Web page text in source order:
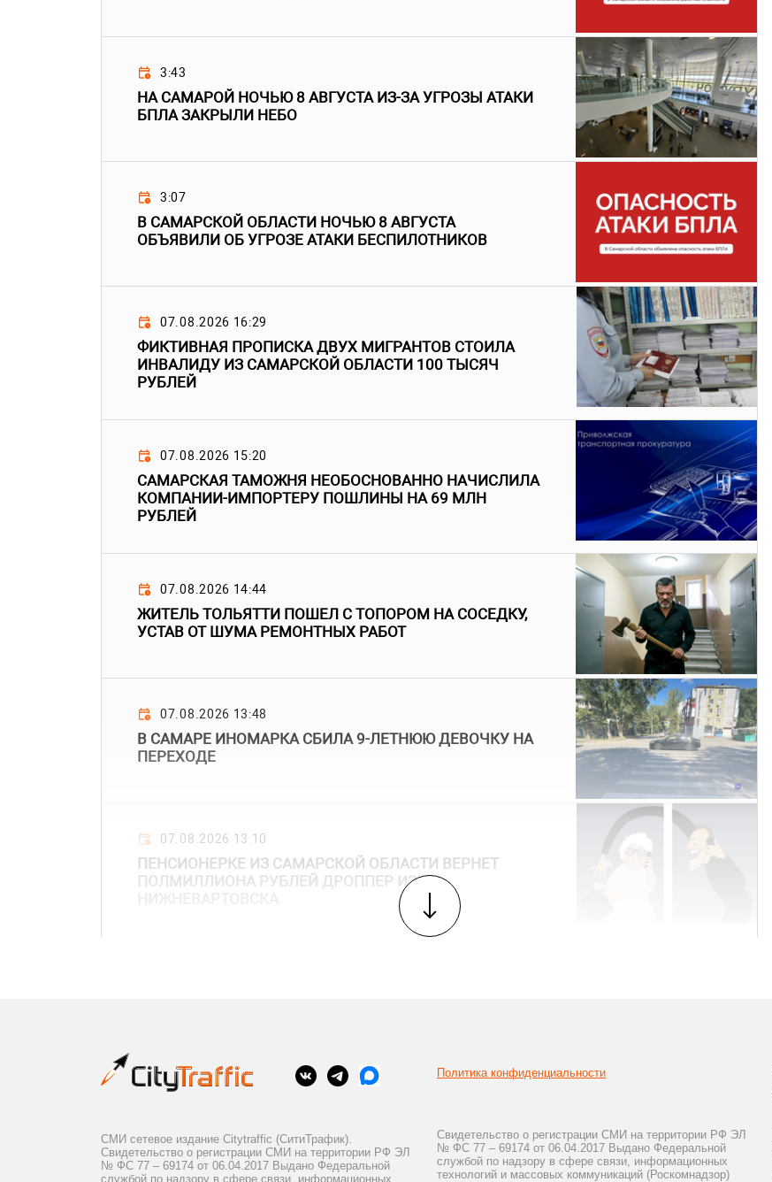
3:43
НА САМАРОЙ НОЧЬЮ 8 АВГУСТА ИЗ-ЗА УГРОЗЫ АТАКИ
БПЛА ЗАКРЫЛИ НЕБО
3:07
В САМАРСКОЙ ОБЛАСТИ НОЧЬЮ 8 АВГУСТА
ОБЪЯВИЛИ ОБ УГРОЗЕ АТАКИ БЕСПИЛОТНИКОВ
07.08.2026 16:29
ФИКТИВНАЯ ПРОПИСКА ДВУХ МИГРАНТОВ СТОИЛА
ИНВАЛИДУ ИЗ САМАРСКОЙ ОБЛАСТИ 100 ТЫСЯЧ
РУБЛЕЙ
07.08.2026 15:20
САМАРСКАЯ ТАМОЖНЯ НЕОБОСНОВАННО НАЧИСЛИЛА
КОМПАНИИ-ИМПОРТЕРУ ПОШЛИНЫ НА 69 МЛН
РУБЛЕЙ
07.08.2026 14:44
ЖИТЕЛЬ ТОЛЬЯТТИ ПОШЕЛ С ТОПОРОМ НА СОСЕДКУ,
УСТАВ ОТ ШУМА РЕМОНТНЫХ РАБОТ
07.08.2026 13:48
В САМАРЕ ИНОМАРКА СБИЛА 9-ЛЕТНЮЮ ДЕВОЧКУ НА
ПЕРЕХОДЕ
07.08.2026 13:10
ПЕНСИОНЕРКЕ ИЗ САМАРСКОЙ ОБЛАСТИ ВЕРНЕТ
ПОЛМИЛЛИОНА РУБЛЕЙ ДРОППЕР ИЗ
СМИ сетевое издание Citytraffic (СитиТрафик).
Свидетельство о регистрации СМИ на территории РФ ЭЛ
№ ФС 77 – 69174 от 06.04.2017 Выдано Федеральной
службой по надзору в сфере связи, информационных
Политика конфиденциальности
Свидетельство о регистрации СМИ на территории РФ ЭЛ
№ ФС 77 – 69174 от 06.04.2017 Выдано Федеральной
службой по надзору в сфере связи, информационных
технологий и массовых коммуникаций (Роскомнадзор)